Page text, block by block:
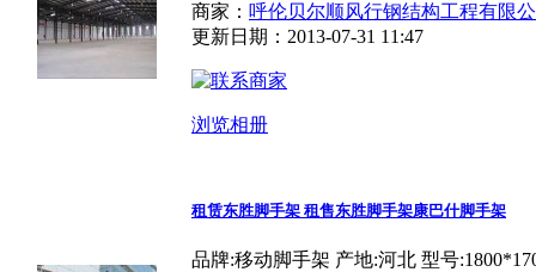
商家： 呼伦贝尔顺风行钢结构工程有限
更新日期：2013-07-31 11:47
浏览相册
租赁东胜脚手架 租售东胜脚手架康巴什脚手架
品牌:移动脚手架 产地:河北 型号